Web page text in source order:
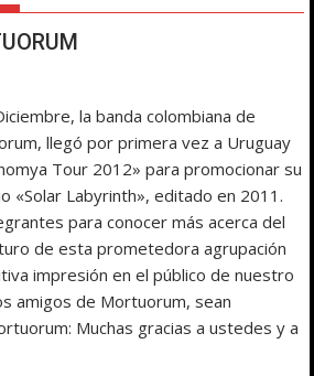
la banda colombiana de
llegó por primera vez a Uruguay
Tour 2012» para promocionar su
«Solar Labyrinth», editado en 2011.
para conocer más acerca del
de esta prometedora agrupación
impresión en el público de nuestro
amigos de Mortuorum, sean
Muchas gracias a ustedes y a